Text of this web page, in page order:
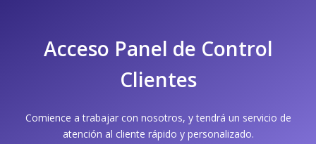
Acceso Panel de Control
Clientes
Comience a trabajar con nosotros, y tendrá un servicio de
atención al cliente rápido y personalizado.